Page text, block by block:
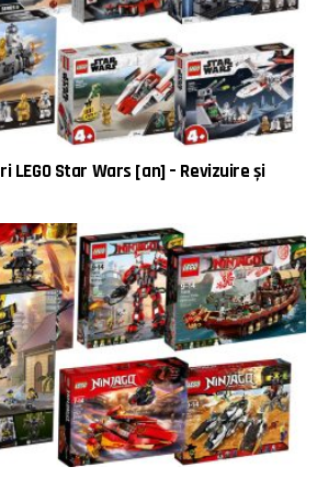
LEGO Star Wars [an] – Revizuire și